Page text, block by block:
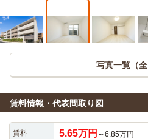
写真一覧（全
賃料情報・代表間取り図
賃料 5.65万円 ～6.85万円